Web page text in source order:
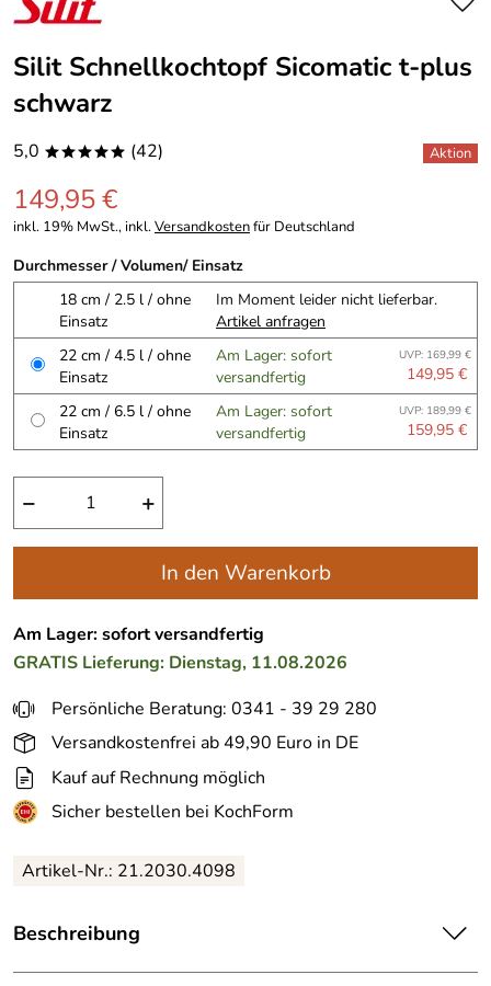
Silit Schnellkochtopf Sicomatic t-plus
schwarz
5,0 ***** (42)
149,95 €
inkl. 19% MwSt., inkl.Versandkostenfür Deutschland
Durchmesser / Volumen/ Einsatz
18 cm / 2.5 l / ohne
Einsatz
Im Moment leider nicht lieferbar.
Artikel anfragen
22 cm / 4.5 l / ohne
Einsatz
Am Lager: sofort
versandfertig
UVP: 169,99 €
149,95 €
22 cm / 6.5 l / ohne
Einsatz
Am Lager: sofort
versandfertig
UVP: 189,99 €
159,95 €
− +
In den Warenkorb
Am Lager: sofort versandfertig
GRATIS Lieferung: Dienstag, 11.08.2026
Persönliche Beratung: 0341 - 39 29 280
Versandkostenfrei ab 49,90 Euro in DE
Kauf auf Rechnung möglich
Sicher bestellen bei KochForm
Artikel-Nr.: 21.2030.4098
Beschreibung
SilitSchnellkochtopf Sicomatic t-plus aus Silargan in